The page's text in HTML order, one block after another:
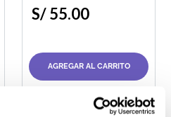
S/55.00
AGREGAR AL CARRITO